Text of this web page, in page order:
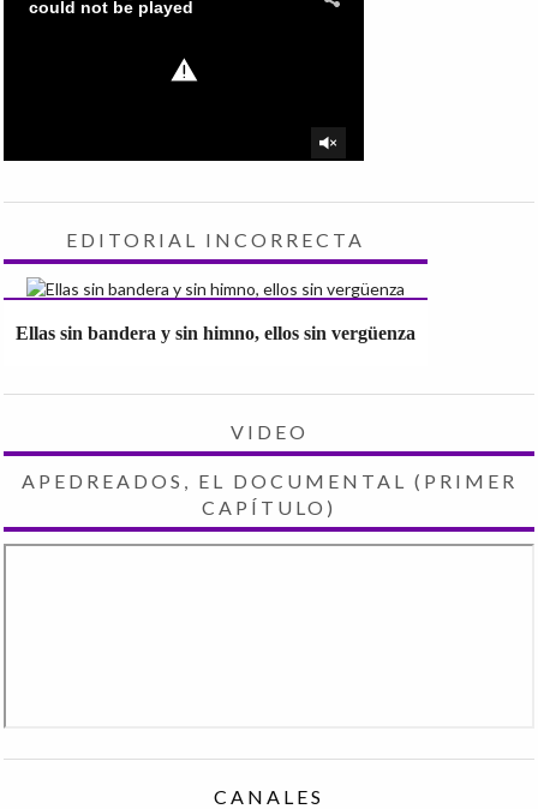
EDITORIAL INCORRECTA
Ellas sin bandera y sin himno, ellos sin vergüenza
VIDEO
APEDREADOS, EL DOCUMENTAL (PRIMER
CAPÍTULO)
CANALES